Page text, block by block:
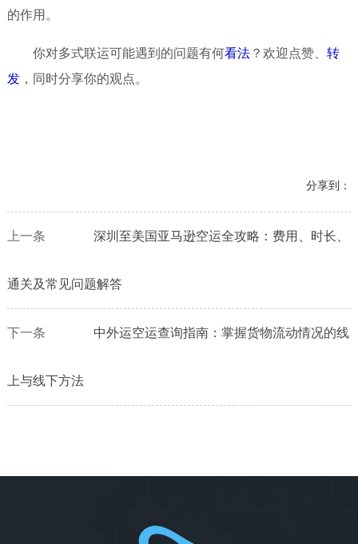
的作用。
你对多式联运可能遇到的问题有何看法？欢迎点赞、 转
发，同时分享你的观点。
分享到：
上一条 深圳至美国亚马逊空运全攻略：费用、时长、
通关及常见问题解答
下一条 中外运空运查询指南：掌握货物流动情况的线
上与线下方法